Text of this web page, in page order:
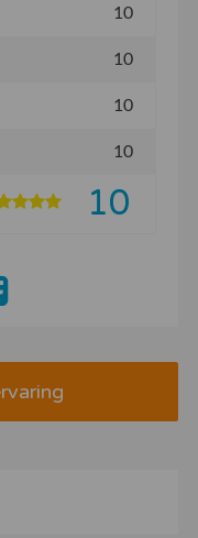
10
10
10
10
10